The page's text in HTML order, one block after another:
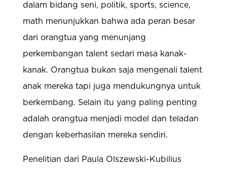
dalam bidang seni, politik, sports, science,
math menunjukkan bahwa ada peran besar
dari orangtua yang menunjang
perkembangan talent sedari masa kanak-
kanak. Orangtua bukan saja mengenali talent
anak mereka tapi juga mendukungnya untuk
berkembang. Selain itu yang paling penting
adalah orangtua menjadi model dan teladan
dengan keberhasilan mereka sendiri.
Penelitian dari Paula Olszewski-Kubilius